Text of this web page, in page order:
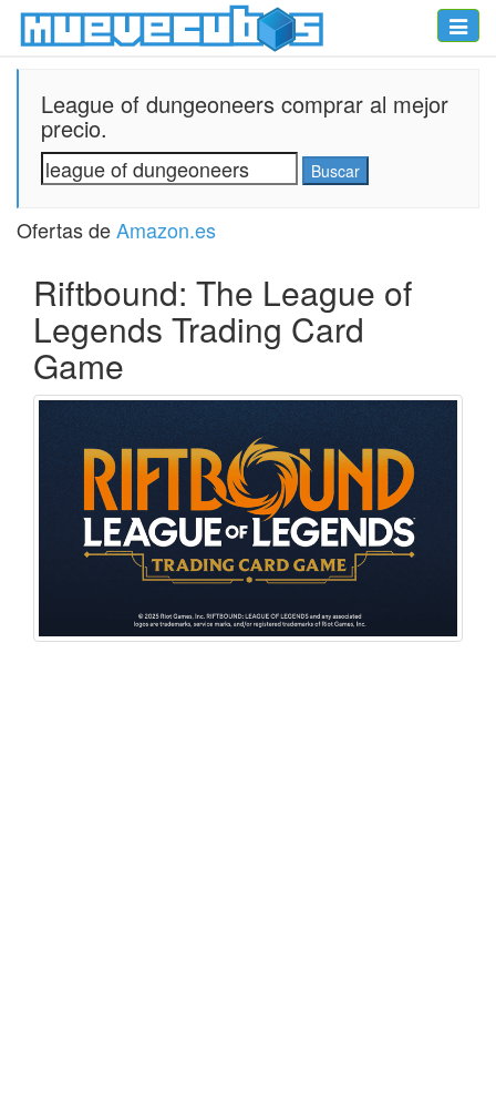
Toggle
League of dungeoneers comprar al mejor
precio.
Ofertas deAmazon.es
Riftbound: The League of
Legends Trading Card
Game